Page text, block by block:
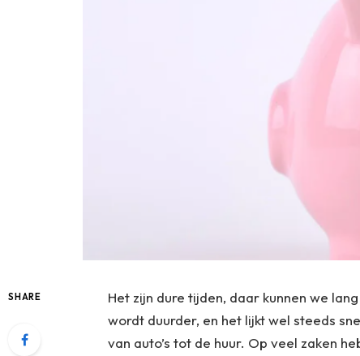
SHARE
Het zijn dure tijden, daar kunnen we
wordt duurder, en het lijkt wel steeds
van auto’s tot de huur. Op veel zaken